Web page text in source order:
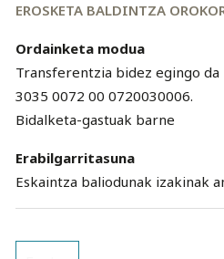
EROSKETA BALDINTZA
Ordainketa modua
Transferentzia bidez egingo da
3035 0072 00 0720030006.
Bidalketa-gastuak barne
Erabilgarritasuna
Eskaintza baliodunak izakinak